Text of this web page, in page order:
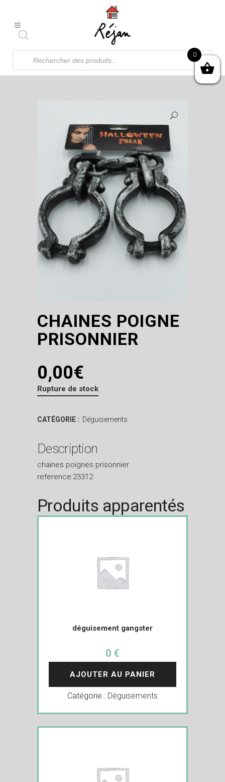
Recherche
produits
CHAINES POIGNE
PRISONNIER
0,00€
Rupture de stock
CATÉGORIE : Déguisements
Description
chaines poignes prisonnier
reference:23312
Produits apparentés
déguisement gangster
0 €
AJOUTER AU PANIER
Catégorie : Déguisements
0